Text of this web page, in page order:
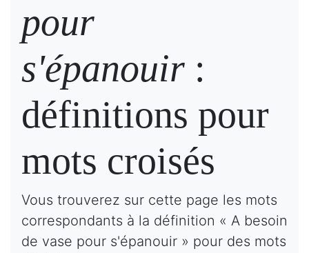
pour
s'épanouir :
définitions pour
mots croisés
Vous trouverez sur cette page les mots
correspondants à la définition « A besoin
de vase pour s'épanouir » pour des mots